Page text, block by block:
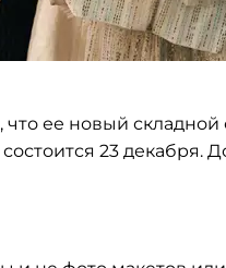
что ее новый складной
23 декабря.